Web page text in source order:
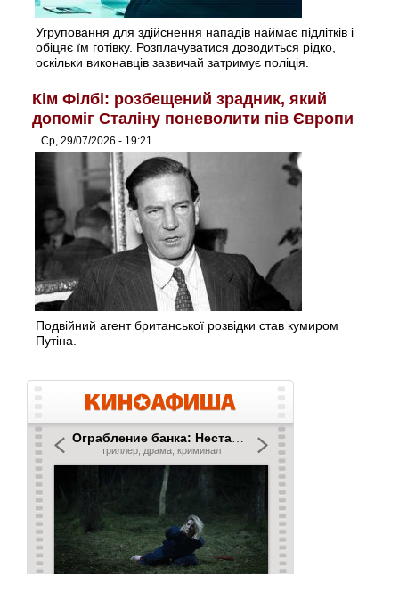
Угруповання для здійснення нападів наймає підлітків і
обіцяє їм готівку. Розплачуватися доводиться рідко,
оскільки виконавців зазвичай затримує поліція.
Кім Філбі: розбещений зрадник, який
допоміг Сталіну поневолити пів Європи
Ср, 29/07/2026 - 19:21
Подвійний агент британської розвідки став кумиром
Путіна.